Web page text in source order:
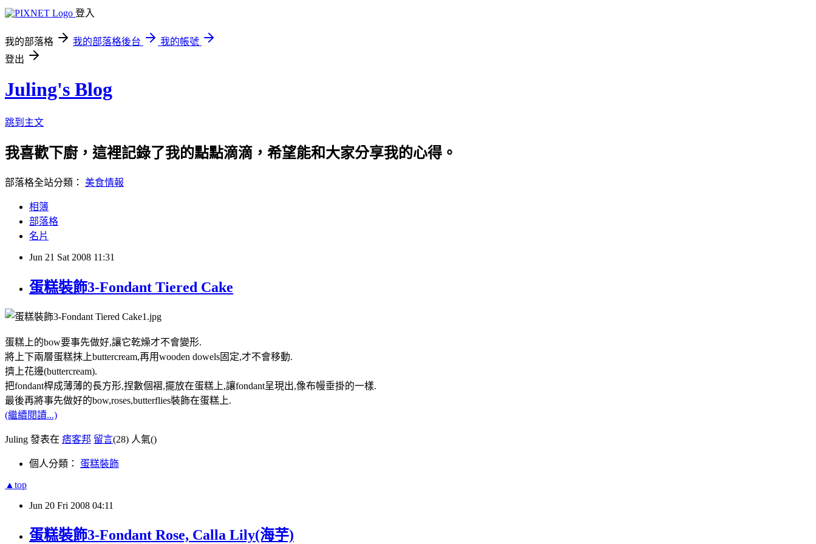
登入
我的部落格 我的部落格後台
我的帳號
登出
Juling's Blog
跳到主文
我喜歡下廚，這裡記錄了我的點點滴滴，希望能和大家分享我的心得。
部落格全站分類： 美食情報
相簿
部落格
名片
Jun 21 Sat 2008 11:31
蛋糕裝飾3-Fondant Tiered Cake
蛋糕上的bow要事先做好,讓它乾燥才不會變形.
將上下兩層蛋糕抹上buttercream,再用wooden dowels固定,才不會移動.
擠上花邊(buttercream).
把fondant桿成薄薄的長方形,捏數個褶,擺放在蛋糕上,讓fondant呈現出,像布幔垂掛的一樣.
最後再將事先做好的bow,roses,butterflies裝飾在蛋糕上.
(繼續閱讀...)
Juling 發表在 痞客邦 留言(28) 人氣()
個人分類： 蛋糕裝飾
▲top
Jun 20 Fri 2008 04:11
蛋糕裝飾3-Fondant Rose, Calla Lily(海芋)